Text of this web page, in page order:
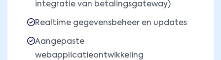
integratie van betalingsgateway)
Realtime gegevensbeheer en updates
Aangepaste
webapplicatieontwikkeling